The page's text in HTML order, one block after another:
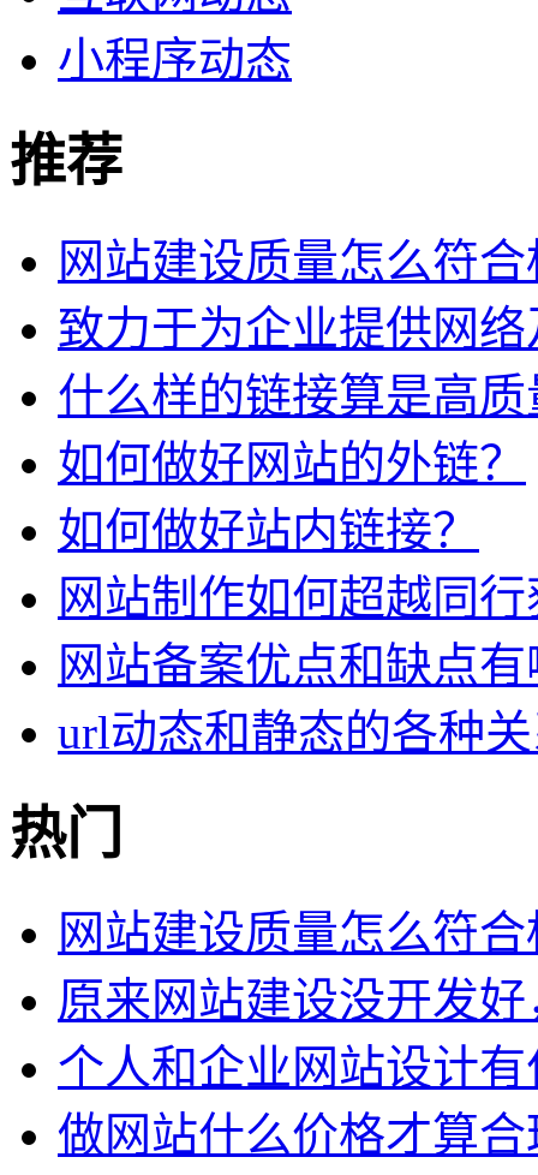
小程序动态
推荐
网站建设质量怎么符
致力于为企业提供网
什么样的链接算是高
如何做好网站的外链？
如何做好站内链接？
网站制作如何超越同
网站备案优点和缺点
url动态和静态的各种
热门
网站建设质量怎么符
原来网站建设没开发
个人和企业网站设计
做网站什么价格才算合